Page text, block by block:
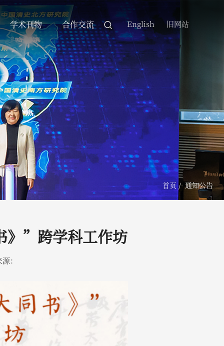
学术刊物 合作交流 English 旧网站
首页 /通知公告
》”跨学科工作坊
：